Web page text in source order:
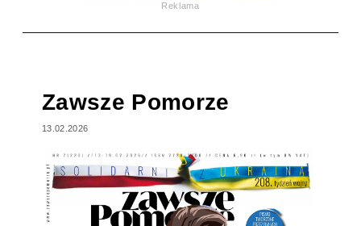
Reklama
Zawsze Pomorze
13.02.2026